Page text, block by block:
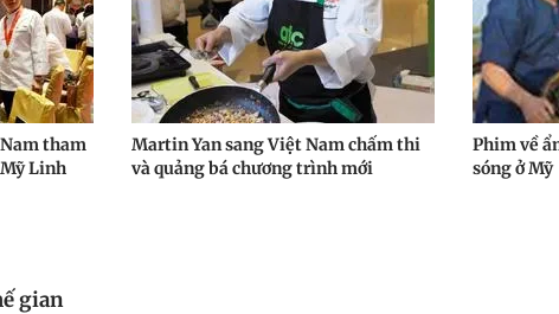
tham
Linh
Martin Yan sang Việt Nam chấm thi
và quảng bá chương trình mới
Phim về
sóng ở Mỹ
gian